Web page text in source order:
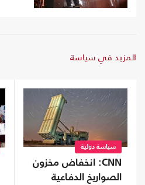
المزيد في سياسة
سياسة دولية
CNN: انخفاض مخزون
الصواريخ الدفاعية